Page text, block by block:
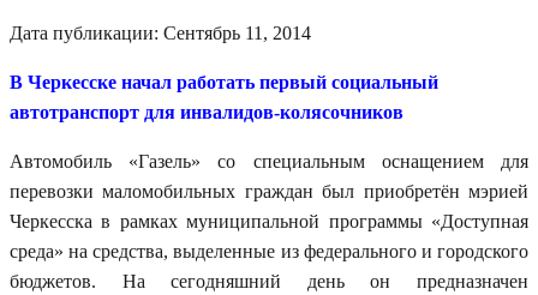
Дата публикации: Сентябрь 11, 2014
В Черкесске начал работать первый социальный
автотранспорт для инвалидов-колясочников
Автомобиль «Газель» со специальным оснащением для
перевозки маломобильных граждан был приобретён мэрией
Черкесска в рамках муниципальной программы «Доступная
среда» на средства, выделенные из федерального и городского
бюджетов. На сегодняшний день он предназначен